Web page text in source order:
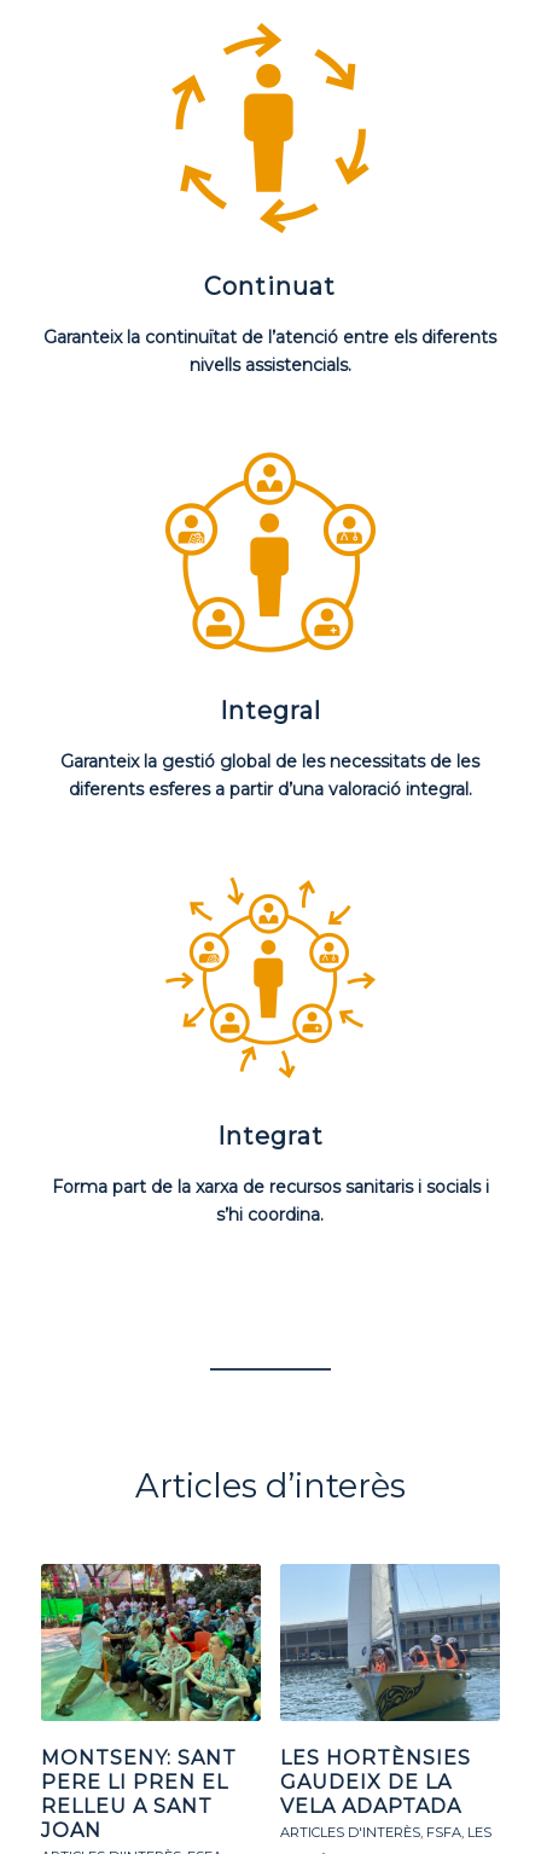
Continuat
Garanteix la continuïtat de l’atenció entre els diferents
nivells assistencials.
Integral
Garanteix la gestió global de les necessitats de les
diferents esferes a partir d’una valoració integral.
Integrat
Forma part de la xarxa de recursos sanitaris i socials i
s’hi coordina.
Articles d’interès
MONTSENY: SANT
PERE LI PREN EL
RELLEU A SANT
JOAN
LES HORTÈNSIES
GAUDEIX DE LA
VELA ADAPTADA
ARTICLES D'INTERÈS, FSFA, LES